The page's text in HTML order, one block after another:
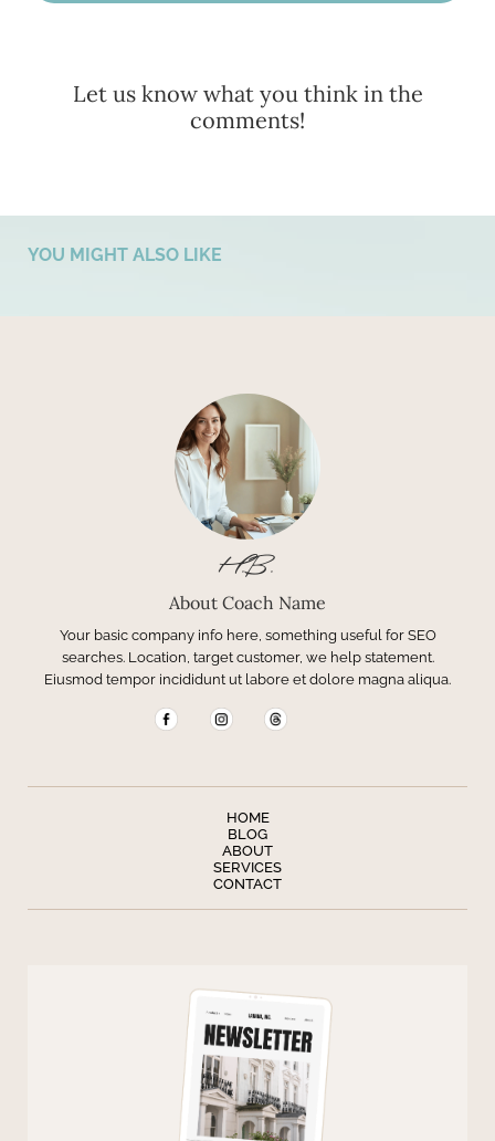
Let us know what you think in the
comments!
YOU MIGHT ALSO LIKE
H.B.
About Coach Name
Your basic company info here, something useful for SEO
searches. Location, target customer, we help statement.
Eiusmod tempor incididunt ut labore et dolore magna aliqua.
HOME
BLOG
ABOUT
SERVICES
CONTACT